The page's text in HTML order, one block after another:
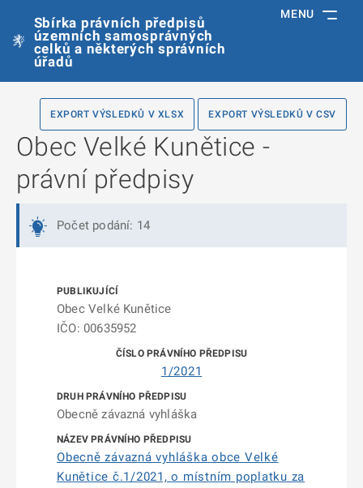
Sbírka právních předpisů
územních samosprávných
celků a některých správních
úřadů
MENU
EXPORT VÝSLEDKŮ V XLSX EXPORT VÝSLEDKŮ V CSV
Obec Velké Kunětice -
právní předpisy
Počet podání: 14
Obec Velké Kunětice
IČO: 00635952
1/2021
Obecně závazná vyhláška
Obecně závazná vyhláška obce Velké
Kunětice č.1/2021, o místním poplatku za